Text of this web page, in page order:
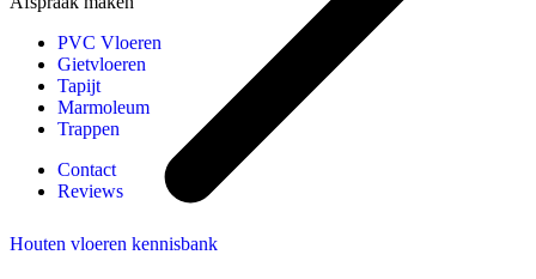
PVC Vloeren
Gietvloeren
Tapijt
Marmoleum
Trappen
Contact
Reviews
Houten vloeren kennisbank